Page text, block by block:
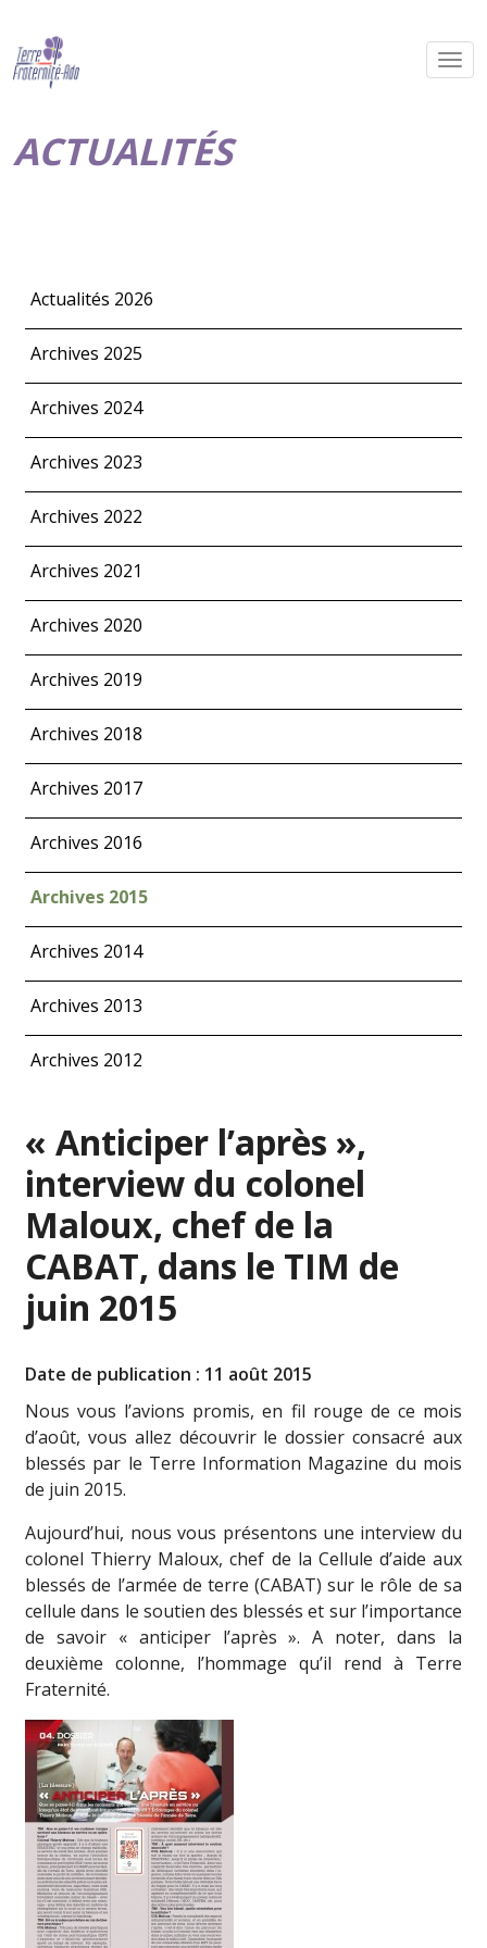
ACTUALITÉS
Actualités 2026
Archives 2025
Archives 2024
Archives 2023
Archives 2022
Archives 2021
Archives 2020
Archives 2019
Archives 2018
Archives 2017
Archives 2016
Archives 2015
Archives 2014
Archives 2013
Archives 2012
« Anticiper l’après »,
interview du colonel
Maloux, chef de la
CABAT, dans le TIM de
juin 2015
Date de publication : 11 août 2015
Nous vous l’avions promis, en fil rouge de ce mois
d’août, vous allez découvrir le dossier consacré aux
blessés par le Terre Information Magazine du mois
de juin 2015.
Aujourd’hui, nous vous présentons une interview du
colonel Thierry Maloux, chef de la Cellule d’aide aux
blessés de l’armée de terre (CABAT) sur le rôle de sa
cellule dans le soutien des blessés et sur l’importance
de savoir « anticiper l’après ». A noter, dans la
deuxième colonne, l’hommage qu’il rend à Terre
Fraternité.